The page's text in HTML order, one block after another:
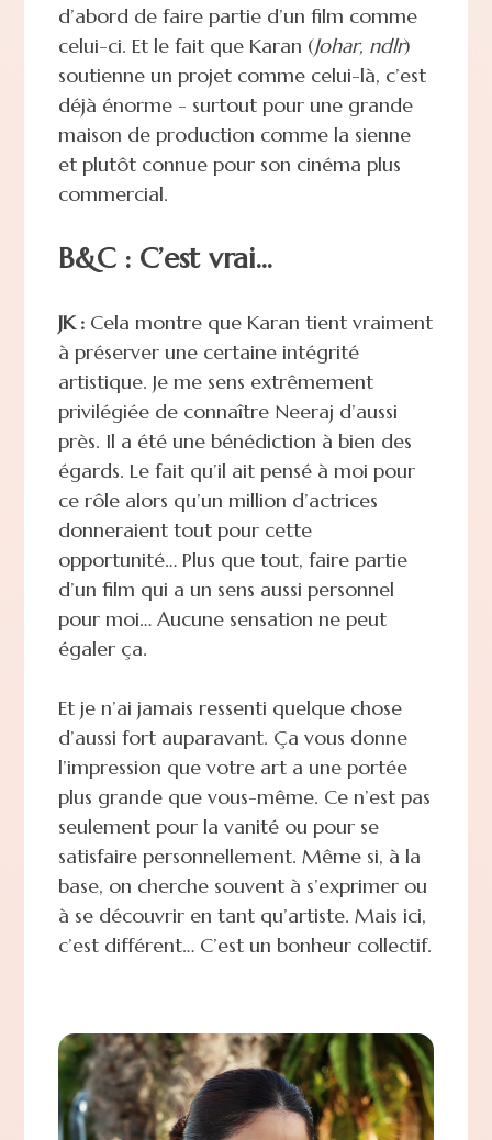
d’abord de faire partie d’un film comme
celui-ci. Et le fait que Karan (Johar, ndlr)
soutienne un projet comme celui-là, c’est
déjà énorme - surtout pour une grande
maison de production comme la sienne
et plutôt connue pour son cinéma plus
commercial.
B&C : C’est vrai...
JK :Cela montre que Karan tient vraiment
à préserver une certaine intégrité
artistique. Je me sens extrêmement
privilégiée de connaître Neeraj d’aussi
près. Il a été une bénédiction à bien des
égards. Le fait qu’il ait pensé à moi pour
ce rôle alors qu’un million d’actrices
donneraient tout pour cette
opportunité… Plus que tout, faire partie
d’un film qui a un sens aussi personnel
pour moi… Aucune sensation ne peut
égaler ça.
Et je n’ai jamais ressenti quelque chose
d’aussi fort auparavant. Ça vous donne
l’impression que votre art a une portée
plus grande que vous-même. Ce n’est pas
seulement pour la vanité ou pour se
satisfaire personnellement. Même si, à la
base, on cherche souvent à s’exprimer ou
à se découvrir en tant qu’artiste. Mais ici,
c’est différent… C’est un bonheur collectif.